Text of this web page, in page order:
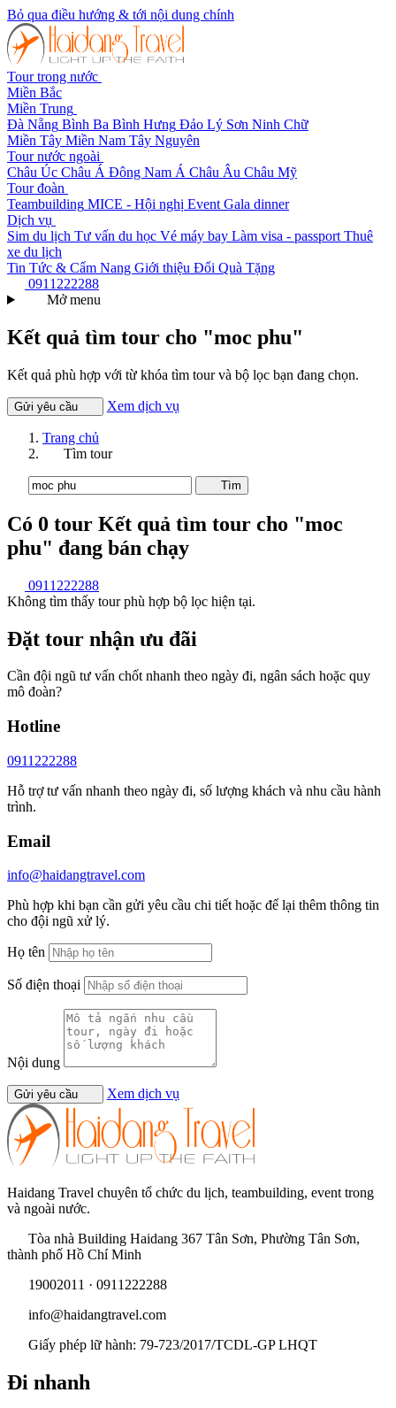
Bỏ qua điều hướng & tới nội dung chính
Tour trong nước
Miền Bắc
Miền Trung
Đà Nẵng Bình Ba Bình Hưng Đảo Lý Sơn Ninh Chữ
Miền Tây Miền Nam Tây Nguyên
Tour nước ngoài
Châu Úc Châu Á Đông Nam Á Châu Âu Châu Mỹ
Tour đoàn
Teambuilding MICE - Hội nghị Event Gala dinner
Dịch vụ
Sim du lịch Tư vấn du học Vé máy bay Làm visa - passport Thuê
xe du lịch
Tin Tức & Cẩm Nang Giới thiệu Đổi Quà Tặng
0911222288
Mở menu
Kết quả tìm tour cho "moc phu"
Kết quả phù hợp với từ khóa tìm tour và bộ lọc bạn đang chọn.
Gửi yêu cầu Xem dịch vụ
Trang chủ
Tìm tour
Tìm
Có 0 tour Kết quả tìm tour cho "moc
phu" đang bán chạy
0911222288
Không tìm thấy tour phù hợp bộ lọc hiện tại.
Đặt tour nhận ưu đãi
Cần đội ngũ tư vấn chốt nhanh theo ngày đi, ngân sách hoặc quy
mô đoàn?
Hotline
0911222288
Hỗ trợ tư vấn nhanh theo ngày đi, số lượng khách và nhu cầu hành
trình.
Email
info@haidangtravel.com
Phù hợp khi bạn cần gửi yêu cầu chi tiết hoặc để lại thêm thông tin
cho đội ngũ xử lý.
Họ tên
Số điện thoại
Nội dung
Gửi yêu cầu Xem dịch vụ
Haidang Travel chuyên tổ chức du lịch, teambuilding, event trong
và ngoài nước.
Tòa nhà Building Haidang 367 Tân Sơn, Phường Tân Sơn,
thành phố Hồ Chí Minh
19002011 · 0911222288
info@haidangtravel.com
Giấy phép lữ hành: 79-723/2017/TCDL-GP LHQT
Đi nhanh